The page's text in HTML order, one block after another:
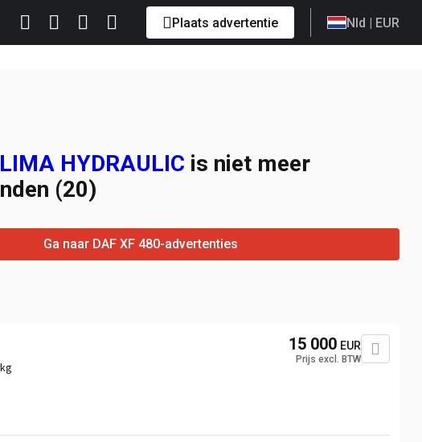
Plaats advertentie Nld | EUR
HYDRAULIC is niet meer
(20)
Ga naar DAF XF 480-advertenties
15 000 EUR
Prijs excl. BTW